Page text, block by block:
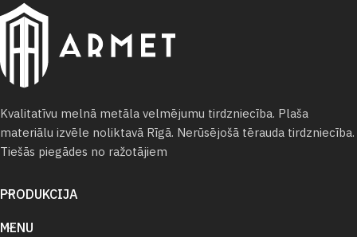
Kvalitatīvu melnā metāla velmējumu tirdzniecība. Plaša
materiālu izvēle noliktavā Rīgā. Nerūsējošā tērauda tirdzniecība.
Tiešās piegādes no ražotājiem
PRODUKCIJA
MENU